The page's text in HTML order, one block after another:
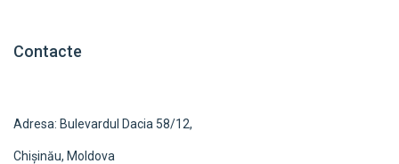
Contacte
Adresa: Bulevardul Dacia 58/12,
Chișinău, Moldova